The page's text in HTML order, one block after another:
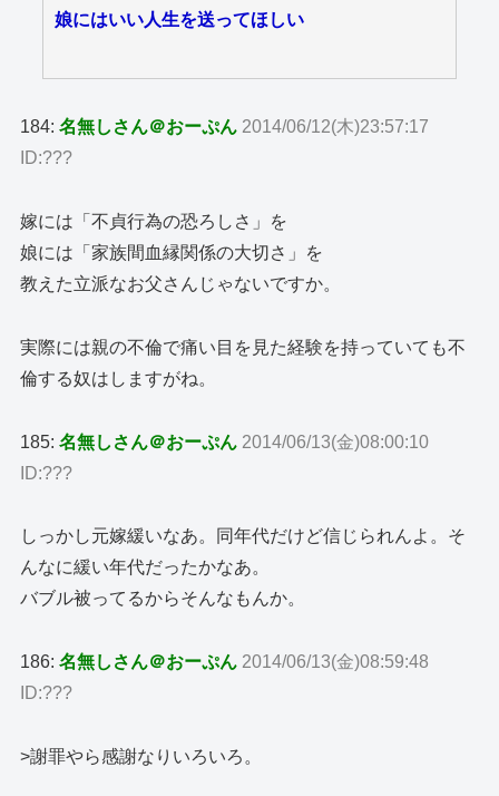
娘にはいい人生を送ってほしい
184:名無しさん＠おーぷん 2014/06/12(木)23:57:17
ID:???
嫁には「不貞行為の恐ろしさ」を
娘には「家族間血縁関係の大切さ」を
教えた立派なお父さんじゃないですか。
実際には親の不倫で痛い目を見た経験を持っていても不
倫する奴はしますがね。
185:名無しさん＠おーぷん 2014/06/13(金)08:00:10
ID:???
しっかし元嫁緩いなあ。同年代だけど信じられんよ。そ
んなに緩い年代だったかなあ。
バブル被ってるからそんなもんか。
186:名無しさん＠おーぷん 2014/06/13(金)08:59:48
ID:???
>謝罪やら感謝なりいろいろ。